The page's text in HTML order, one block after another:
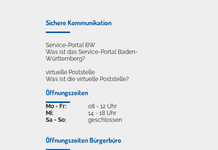
Sichere Kommunikation
Service-Portal BW
Was ist das Service-Portal Baden-
Württemberg?
virtuelle Poststelle
Was ist die virtuelle Poststelle?
Öffnungszeiten
Mo - Fr:
Mi:
Sa - So:
08 - 12 Uhr
14 - 18 Uhr
geschlossen
Öffnungszeiten Bürgerbüro